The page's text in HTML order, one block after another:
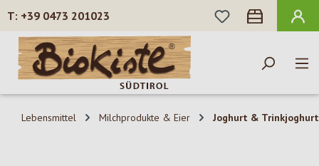
Zum Hauptinhalt springen
+39 0473 201023
DU HAST 0
Lebensmittel Milchprodukte & Eier Joghurt & Trinkjoghurt